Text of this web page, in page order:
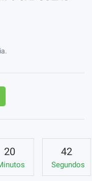
20 41
Segundos